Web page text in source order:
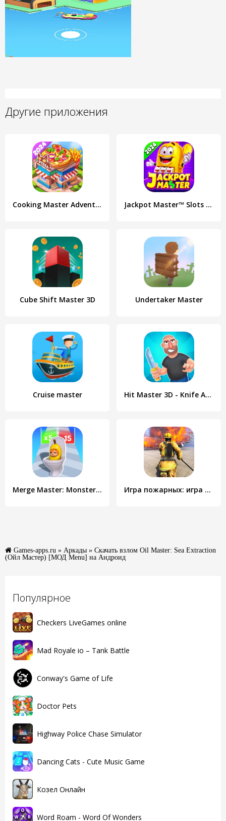
Популярное
Checkers LiveGames online
Mad Royale io – Tank Battle
Conway's Game of Life
Doctor Pets
Highway Police Chase Simulator
Dancing Cats - Cute Music Game
Козел Онлайн
Word Roam - Word Of Wonders
Другие приложения
Cooking Master Adventure Games Jackpot Master™ Slots - Casino
Cube Shift Master 3D Undertaker Master
Cruise master Hit Master 3D - Knife Assassin
Merge Master: Monster Run 3D Игра пожарных: игра пожарная машина 2021
Games-apps.ru » Аркады » Скачать взлом Oil Master: Sea Extraction
(Ойл Мастер) [МОД Menu] на Андроид